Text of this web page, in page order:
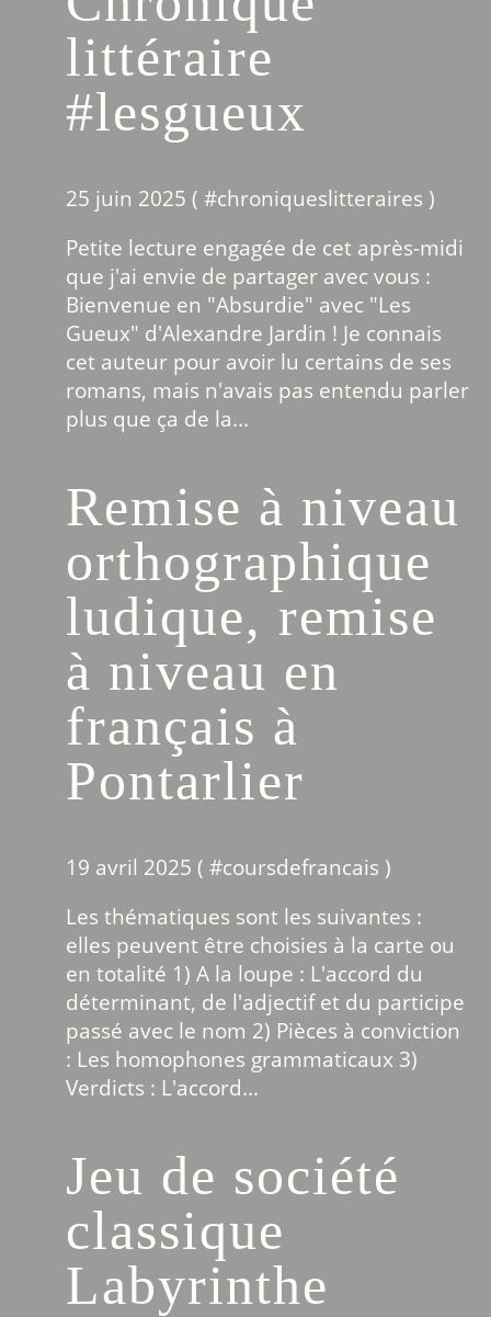
littéraire
#lesgueux
25 juin 2025 ( #chroniqueslitteraires )
Petite lecture engagée de cet après-midi
que j'ai envie de partager avec vous :
Bienvenue en "Absurdie" avec "Les
Gueux" d'Alexandre Jardin ! Je connais
cet auteur pour avoir lu certains de ses
romans, mais n'avais pas entendu parler
plus que ça de la...
Remise à niveau
orthographique
ludique, remise
à niveau en
français à
Pontarlier
19 avril 2025 ( #coursdefrancais )
Les thématiques sont les suivantes :
elles peuvent être choisies à la carte ou
en totalité 1) A la loupe : L'accord du
déterminant, de l'adjectif et du participe
passé avec le nom 2) Pièces à conviction
: Les homophones grammaticaux 3)
Verdicts : L'accord...
Jeu de société
classique
Labyrinthe